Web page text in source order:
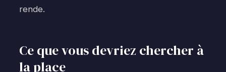
rende.
Ce que vous devriez chercher à
la place